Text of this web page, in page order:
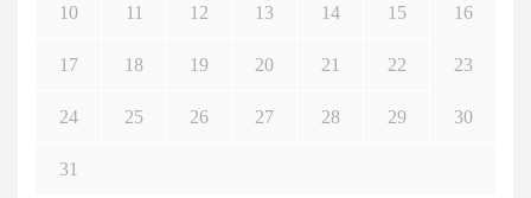
10 11 12 13 14 15 16
17 18 19 20 21 22 23
24 25 26 27 28 29 30
31